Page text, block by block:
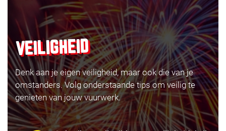
VEILIGHEID
Denk aan je eigen veiligheid, maar ook die van je
omstanders. Volg onderstaande tips om veilig te
genieten van jouw vuurwerk.